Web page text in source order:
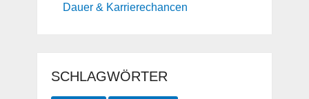
Dauer & Karrierechancen
SCHLAGWÖRTER